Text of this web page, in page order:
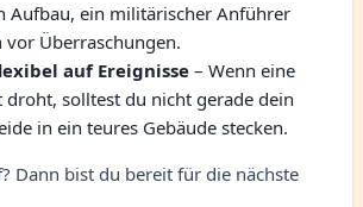
Aufbau, ein militärischer Anführer
vor Überraschungen.
auf Ereignisse – Wenn eine
droht, solltest du nicht gerade dein
in ein teures Gebäude stecken.
Dann bist du bereit für die nächste